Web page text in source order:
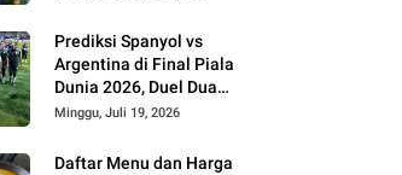
Prediksi Spanyol vs
Argentina di Final Piala
Dunia 2026, Duel Dua
Raksasa Penentu Gelar
Minggu, Juli 19, 2026
Daftar Menu dan Harga